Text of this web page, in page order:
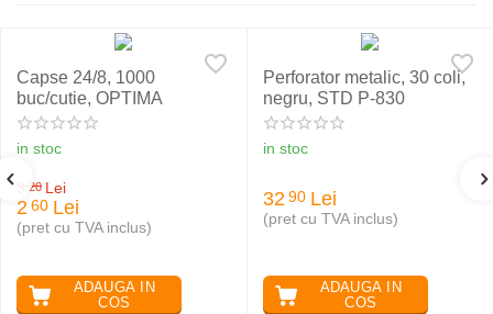
Capse 24/8, 1000
buc/cutie, OPTIMA
in stoc
3 20 Lei
2 60 Lei
(pret cu TVA inclus)
ADAUGA IN
COS
Perforator metalic, 30 coli,
negru, STD P-830
in stoc
32 90 Lei
(pret cu TVA inclus)
ADAUGA IN
COS